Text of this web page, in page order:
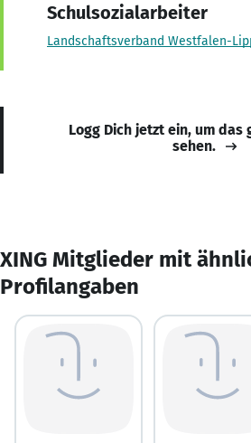
Schulsozialarbeiter
Landschaftsverband Westfalen-
Logg Dich jetzt ein, um das
sehen.
XING Mitglieder mit
Profilangaben